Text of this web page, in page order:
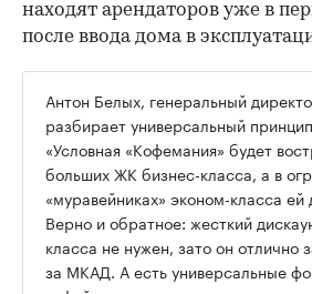
находят арендаторов уже в
после ввода дома в
Антон Белых, генеральный
разбирает универсальный
«Условная «Кофемания» будет
больших ЖК бизнес-класса, а в
«муравейниках» эконом-класса ей
Верно и обратное: жесткий
класса не нужен, зато он отлично
за МКАД. А есть универсальные